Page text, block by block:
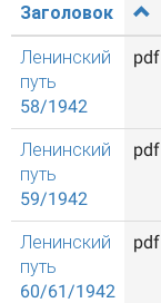
Заголовок
Ленинский
путь
58/1942
pdf
Ленинский
путь
59/1942
pdf
Ленинский
путь
60/61/1942
pdf